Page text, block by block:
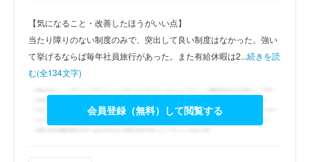
【気になること・改善したほうがいい点】
当たり障りのない制度のみで、突出して良い制度はなかった。強い
て挙げるならば毎年社員旅行があった。また有給休暇は2...続きを読
む(全134文字)
会員登録（無料）して閲覧する